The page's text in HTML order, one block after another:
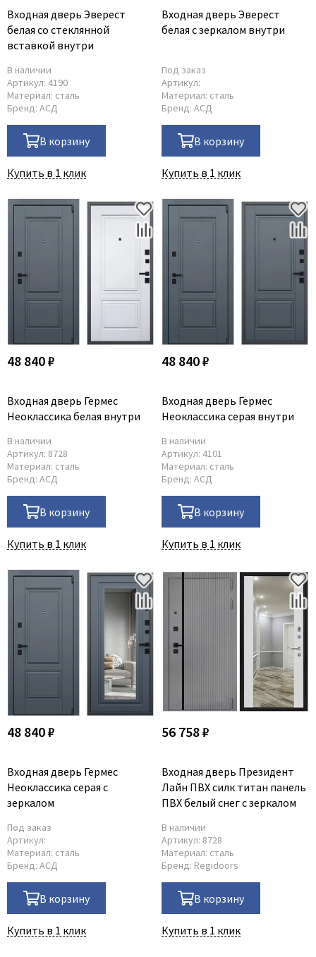
Входная дверь Эверест
белая со стеклянной
вставкой внутри
В наличии
Артикул: 4190
Материал: сталь
Бренд: АСД
В корзину
Купить в 1 клик
Входная дверь Эверест
белая с зеркалом внутри
Под заказ
Артикул:
Материал: сталь
Бренд: АСД
В корзину
Купить в 1 клик
48 840 ₽
Входная дверь Гермес
Неоклассика белая внутри
В наличии
Артикул: 8728
Материал: сталь
Бренд: АСД
В корзину
Купить в 1 клик
48 840 ₽
Входная дверь Гермес
Неоклассика серая внутри
В наличии
Артикул: 4101
Материал: сталь
Бренд: АСД
В корзину
Купить в 1 клик
48 840 ₽
Входная дверь Гермес
Неоклассика серая с
зеркалом
Под заказ
Артикул:
Материал: сталь
Бренд: АСД
В корзину
Купить в 1 клик
56 758 ₽
Входная дверь Президент
Лайн ПВХ силк титан панель
ПВХ белый снег с зеркалом
В наличии
Артикул: 8728
Материал: сталь
Бренд: Regidoors
В корзину
Купить в 1 клик